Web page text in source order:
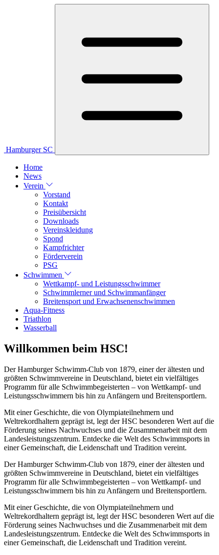
Hamburger SC
Home
News
Verein
Vorstand
Kontakt
Preisübersicht
Downloads
Vereinskleidung
Spond
Kampfrichter
Förderverein
PSG
Schwimmen
Wettkampf- und Leistungsschwimmer
Schwimmlerner und Schwimmanfänger
Breitensport und Erwachsenenschwimmen
Aqua-Fitness
Triathlon
Wasserball
Willkommen beim HSC!
Der Hamburger Schwimm-Club von 1879, einer der ältesten und
größten Schwimmvereine in Deutschland, bietet ein vielfältiges
Programm für alle Schwimmbegeisterten – von Wettkampf- und
Leistungsschwimmern bis hin zu Anfängern und Breitensportlern.
Mit einer Geschichte, die von Olympiateilnehmern und
Weltrekordhaltern geprägt ist, legt der HSC besonderen Wert auf die
Förderung seines Nachwuchses und die Zusammenarbeit mit dem
Landesleistungszentrum. Entdecke die Welt des Schwimmsports in
einer Gemeinschaft, die Leidenschaft und Tradition vereint.
Der Hamburger Schwimm-Club von 1879, einer der ältesten und
größten Schwimmvereine in Deutschland, bietet ein vielfältiges
Programm für alle Schwimmbegeisterten – von Wettkampf- und
Leistungsschwimmern bis hin zu Anfängern und Breitensportlern.
Mit einer Geschichte, die von Olympiateilnehmern und
Weltrekordhaltern geprägt ist, legt der HSC besonderen Wert auf die
Förderung seines Nachwuchses und die Zusammenarbeit mit dem
Landesleistungszentrum. Entdecke die Welt des Schwimmsports in
einer Gemeinschaft, die Leidenschaft und Tradition vereint.